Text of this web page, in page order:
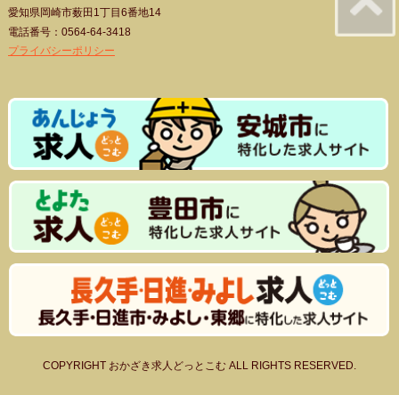
愛知県岡崎市薮田1丁目6番地14
電話番号：0564-64-3418
プライバシーポリシー
COPYRIGHT おかざき求人どっとこむ ALL RIGHTS RESERVED.